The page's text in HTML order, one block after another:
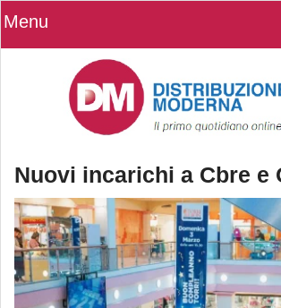
Menu
Nuovi incarichi a Cbre e